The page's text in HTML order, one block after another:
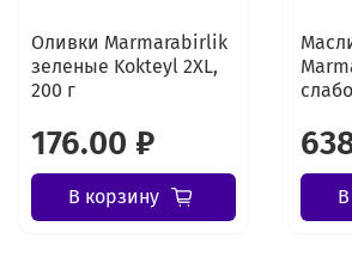
Оливки Marmarabirlik
зеленые Kokteyl 2XL,
200 г
176.00 ₽
В корзину